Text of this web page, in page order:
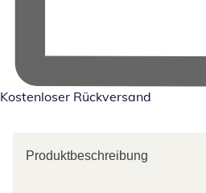
Kostenloser Rückversand
Produktbeschreibung